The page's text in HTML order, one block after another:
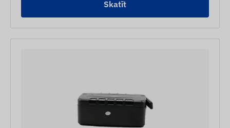
Skatīt